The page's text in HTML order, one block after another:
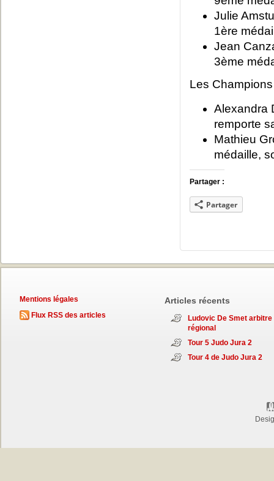
Julie
1ère
Jean
3ème
Les
Alexandra
remporte
Mathieu
médaille,
Partager :
Partager
Mentions légales
Flux RSS des articles
Articles récents
Ludovic De Smet arbitre
régional
Tour 5 Judo Jura 2
Tour 4 de Judo Jura 2